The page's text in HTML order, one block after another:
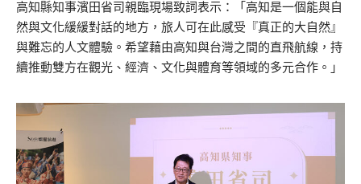
高知縣知事濱田省司親臨現場致詞表示：「高知是一個能與自
然與文化緩緩對話的地方，旅人可在此感受『真正的大自然』
與難忘的人文體驗。希望藉由高知與台灣之間的直飛航線，持
續推動雙方在觀光、經濟、文化與體育等領域的多元合作。」